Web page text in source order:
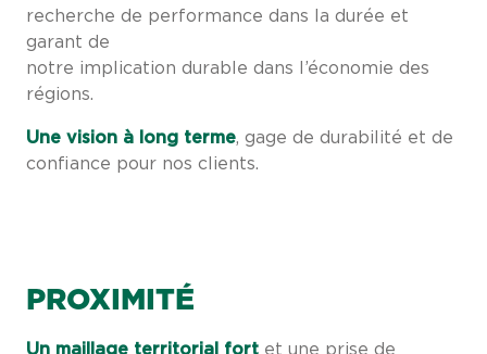
recherche de performance dans la durée et
garant de
notre implication durable dans l’économie des
régions.
Une vision à long terme, gage de durabilité et de
confiance pour nos clients.
PROXIMITÉ
Un maillage territorial fort et une prise de